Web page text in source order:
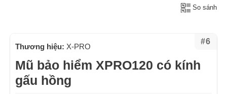
So sánh
#6
Thương hiệu: X-PRO
Mũ bảo hiểm XPRO120 có kính
gấu hồng